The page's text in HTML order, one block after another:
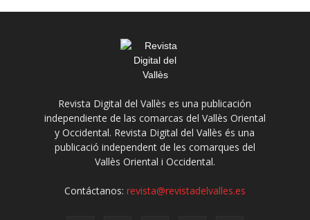
Revista Digital del Vallès es una publicación
independiente de las comarcas del Vallès Oriental
y Occidental. Revista Digital del Vallès és una
publicació independent de les comarques del
Vallès Oriental i Occidental.
Contáctanos: revista@revistadelvalles.es